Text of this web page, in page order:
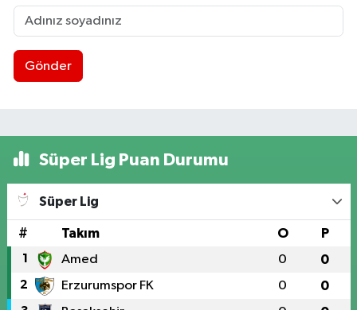
Gönder
Süper Lig Puan Durumu
Süper Lig
# Takım O P
1 Amed 0 0
2 Erzurumspor FK 0 0